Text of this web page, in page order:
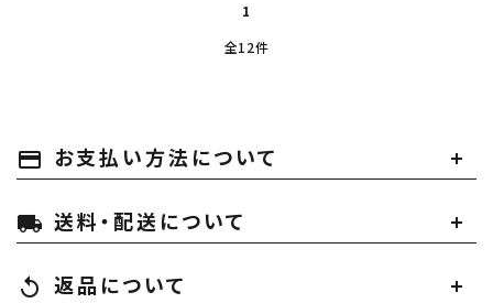
1
全12件
payment お支払い方法について
local_shipping 送料・配送について
replay 返品について